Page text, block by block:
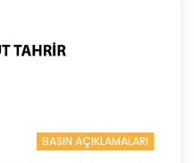
BASIN AÇIKLAMALARI